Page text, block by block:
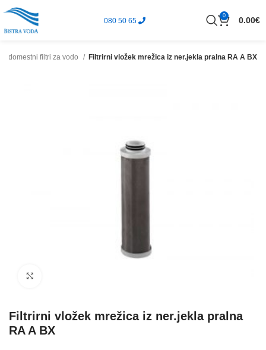
080 50 65
0 0.00€
filtri za vodo Filtrirni vložek mrežica iz ner.jekla pralna RA A BX
Filtrirni vložek mrežica iz ner.jekla pralna
RA A BX